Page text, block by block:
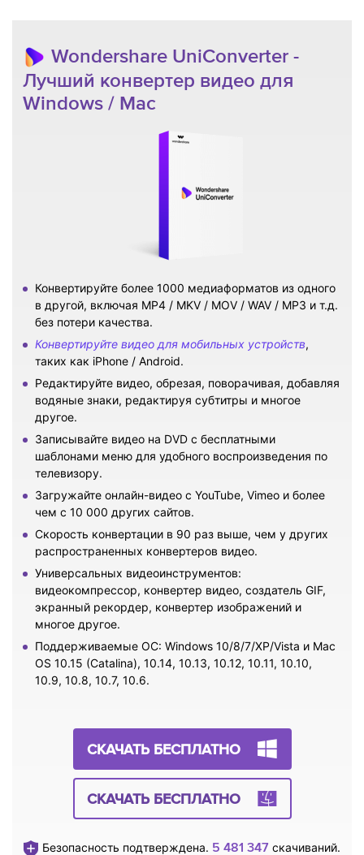
Wondershare UniConverter -
Лучший конвертер видео для
Windows / Mac
Конвертируйте более 1000 медиаформатов из одного
в другой, включая MP4 / MKV / MOV / WAV / MP3 и т.д.
без потери качества.
Конвертируйте видео для мобильных устройств,
таких как iPhone / Android.
Редактируйте видео, обрезая, поворачивая, добавляя
водяные знаки, редактируя субтитры и многое
другое.
Записывайте видео на DVD с бесплатными
шаблонами меню для удобного воспроизведения по
телевизору.
Загружайте онлайн-видео с YouTube, Vimeo и более
чем с 10 000 других сайтов.
Скорость конвертации в 90 раз выше, чем у других
распространенных конвертеров видео.
Универсальных видеоинструментов:
видеокомпрессор, конвертер видео, создатель GIF,
экранный рекордер, конвертер изображений и
многое другое.
Поддерживаемые ОС: Windows 10/8/7/XP/Vista и Mac
OS 10.15 (Catalina), 10.14, 10.13, 10.12, 10.11, 10.10,
10.9, 10.8, 10.7, 10.6.
СКАЧАТЬ БЕСПЛАТНО
СКАЧАТЬ БЕСПЛАТНО
Безопасность подтверждена. 5 481 347 скачиваний.